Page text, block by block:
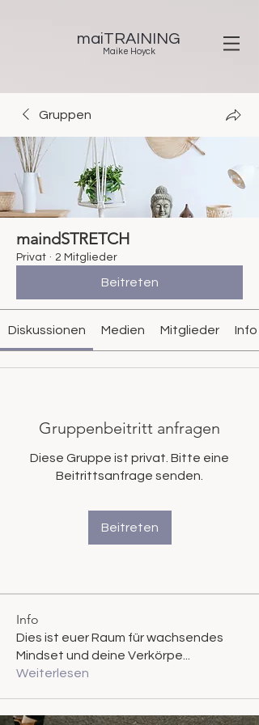
maiTRAINING
Maike Hoyck
Gruppen
maindSTRETCH
Privat · 2 Mitglieder
Beitreten
Diskussionen Medien Mitglieder Info
Gruppenbeitritt anfragen
Diese Gruppe ist privat. Bitte eine
Beitrittsanfrage senden.
Beitreten
Info
Dies ist euer Raum für wachsendes
Mindset und deine Verkörpe
Weiterlesen